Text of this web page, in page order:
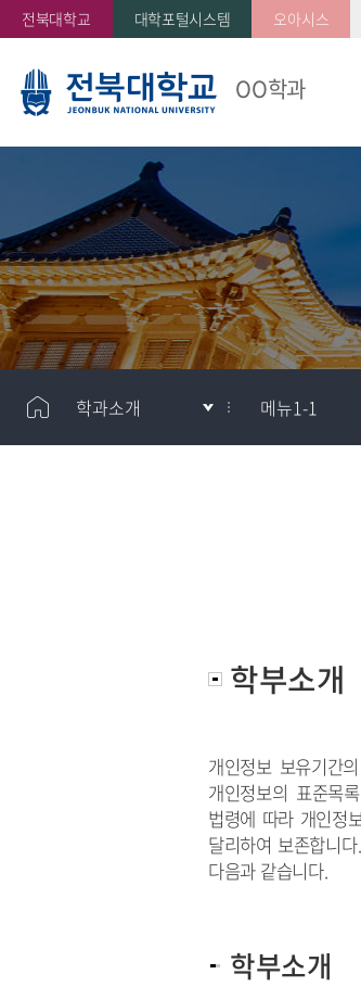
전북대학교 대학포털시스템 오아시스
OO학과
학과소개 메뉴1-1
학부소개
개인정보 보유기간
개인정보의 표준목
법령에 따라 개인정
달리하여 보존합니
다음과 같습니다.
학부소개